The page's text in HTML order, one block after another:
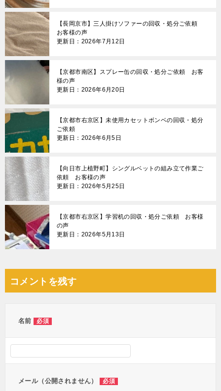
【長岡京市】三人掛けソファーの回収・処分ご依頼
お客様の声
更新日：2026年7月12日
【京都市南区】スプレー缶の回収・処分ご依頼 お客
様の声
更新日：2026年6月20日
【京都市右京区】未使用カセットボンベの回収・処分
ご依頼
更新日：2026年6月5日
【向日市上植野町】シングルベットの組み立て作業ご
依頼 お客様の声
更新日：2026年5月25日
【京都市右京区】学習机の回収・処分ご依頼 お客様
の声
更新日：2026年5月13日
コメントを残す
名前 必須
メール（公開されません） 必須